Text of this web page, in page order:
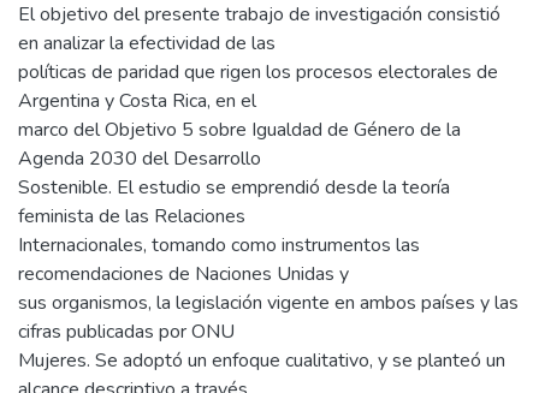
El objetivo del presente trabajo de investigación consistió
en analizar la efectividad de las
políticas de paridad que rigen los procesos electorales de
Argentina y Costa Rica, en el
marco del Objetivo 5 sobre Igualdad de Género de la
Agenda 2030 del Desarrollo
Sostenible. El estudio se emprendió desde la teoría
feminista de las Relaciones
Internacionales, tomando como instrumentos las
recomendaciones de Naciones Unidas y
sus organismos, la legislación vigente en ambos países y las
cifras publicadas por ONU
Mujeres. Se adoptó un enfoque cualitativo, y se planteó un